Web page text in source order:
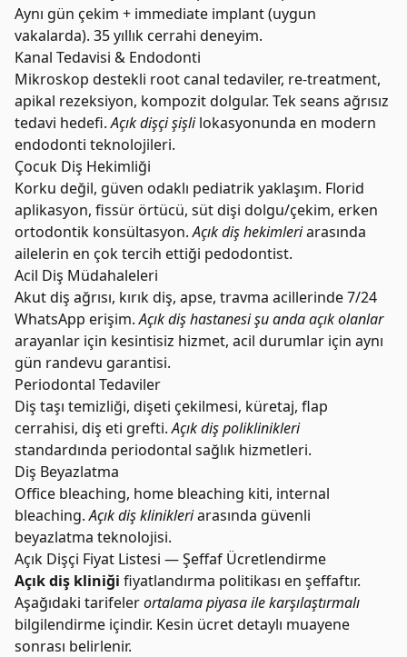
Aynı gün çekim + immediate implant (uygun
vakalarda). 35 yıllık cerrahi deneyim.
Kanal Tedavisi & Endodonti
Mikroskop destekli root canal tedaviler, re-treatment,
apikal rezeksiyon, kompozit dolgular. Tek seans ağrısız
tedavi hedefi.Açık dişçi şişlilokasyonunda en modern
endodonti teknolojileri.
Çocuk Diş Hekimliği
Korku değil, güven odaklı pediatrik yaklaşım. Florid
aplikasyon, fissür örtücü, süt dişi dolgu/çekim, erken
ortodontik konsültasyon.Açık diş hekimleriarasında
ailelerin en çok tercih ettiği pedodontist.
Acil Diş Müdahaleleri
Akut diş ağrısı, kırık diş, apse, travma acillerinde 7/24
WhatsApp erişim.Açık diş hastanesi şu anda açık olanlar
arayanlar için kesintisiz hizmet, acil durumlar için aynı
gün randevu garantisi.
Periodontal Tedaviler
Diş taşı temizliği, dişeti çekilmesi, küretaj, flap
cerrahisi, diş eti grefti.Açık diş poliklinikleri
standardında periodontal sağlık hizmetleri.
Diş Beyazlatma
Office bleaching, home bleaching kiti, internal
bleaching.Açık diş klinikleriarasında güvenli
beyazlatma teknolojisi.
Açık Dişçi Fiyat Listesi — Şeffaf Ücretlendirme
Açık diş kliniği fiyatlandırma politikası en şeffaftır.
Aşağıdaki tarifelerortalama piyasa ile karşılaştırmalı
bilgilendirme içindir. Kesin ücret detaylı muayene
sonrası belirlenir.